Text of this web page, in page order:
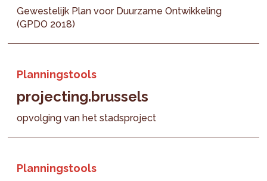
Gewestelijk Plan voor Duurzame Ontwikkeling
(GPDO 2018)
Planningstools
projecting.brussels
opvolging van het stadsproject
Planningstools